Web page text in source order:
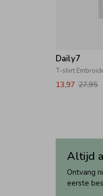
Daily7
T-shirt
13,97 27,95
Altijd
Ontvang
eerste